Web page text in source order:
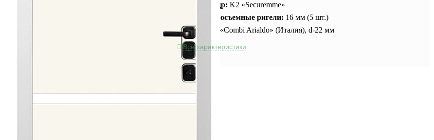
Цилиндр:K2 «Securemme»
Противосъемные ригели: 16 мм (5 шт.)
Петли: «Combi Arialdo» (Италия), d-22 мм
Все характеристики